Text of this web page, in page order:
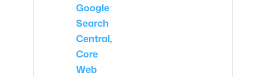
Google
Search
Central,
Core
Web